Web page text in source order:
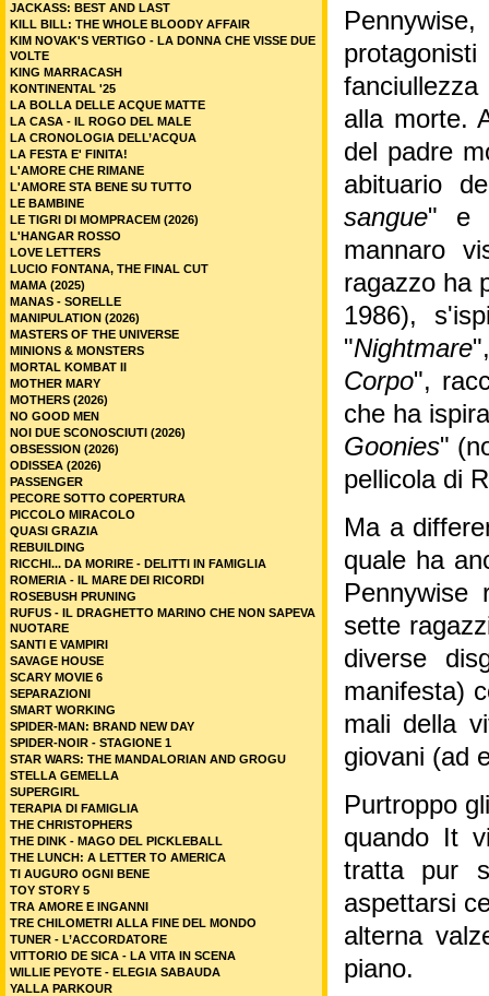
alla morte.
del padre
abituario
sangue" e
mannaro
ragazzo ha
1986),
"Nightmare
Corpo",
che ha
Goonies"
pellicola di
Ma a
quale ha
Pennywise
sette
diverse
manifesta)
mali della
giovani (ad
Purtroppo
quando It
tratta pur
aspettarsi
alterna
piano.
JACKASS: BEST AND LAST
KILL BILL: THE WHOLE BLOODY AFFAIR
KIM NOVAK'S VERTIGO - LA DONNA CHE VISSE DUE
VOLTE
KING MARRACASH
KONTINENTAL '25
LA BOLLA DELLE ACQUE MATTE
LA CASA - IL ROGO DEL MALE
LA CRONOLOGIA DELL’ACQUA
LA FESTA E' FINITA!
L'AMORE CHE RIMANE
L'AMORE STA BENE SU TUTTO
LE BAMBINE
LE TIGRI DI MOMPRACEM (2026)
L'HANGAR ROSSO
LOVE LETTERS
LUCIO FONTANA, THE FINAL CUT
MAMA (2025)
MANAS - SORELLE
MANIPULATION (2026)
MASTERS OF THE UNIVERSE
MINIONS & MONSTERS
MORTAL KOMBAT II
MOTHER MARY
MOTHERS (2026)
NO GOOD MEN
NOI DUE SCONOSCIUTI (2026)
OBSESSION (2026)
ODISSEA (2026)
PASSENGER
PECORE SOTTO COPERTURA
PICCOLO MIRACOLO
QUASI GRAZIA
REBUILDING
RICCHI... DA MORIRE - DELITTI IN FAMIGLIA
ROMERIA - IL MARE DEI RICORDI
ROSEBUSH PRUNING
RUFUS - IL DRAGHETTO MARINO CHE NON SAPEVA
NUOTARE
SANTI E VAMPIRI
SAVAGE HOUSE
SCARY MOVIE 6
SEPARAZIONI
SMART WORKING
SPIDER-MAN: BRAND NEW DAY
SPIDER-NOIR - STAGIONE 1
STAR WARS: THE MANDALORIAN AND GROGU
STELLA GEMELLA
SUPERGIRL
TERAPIA DI FAMIGLIA
THE CHRISTOPHERS
THE DINK - MAGO DEL PICKLEBALL
THE LUNCH: A LETTER TO AMERICA
TI AUGURO OGNI BENE
TOY STORY 5
TRA AMORE E INGANNI
TRE CHILOMETRI ALLA FINE DEL MONDO
TUNER - L’ACCORDATORE
VITTORIO DE SICA - LA VITA IN SCENA
WILLIE PEYOTE - ELEGIA SABAUDA
YALLA PARKOUR